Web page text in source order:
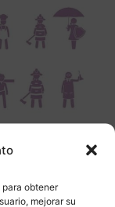
obtener
mejorar su